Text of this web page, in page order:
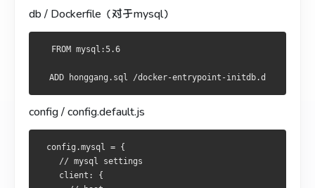
db / Dockerfile（对于mysql）
  FROM mysql:5.6
  ADD honggang.sql /docker-entrypoint-initdb.d
config / config.default.js
config.mysql = {
    // mysql settings
    client: {